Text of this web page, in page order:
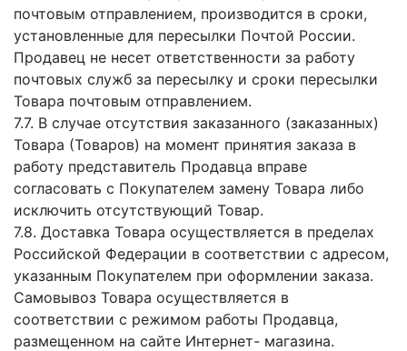
почтовым отправлением, производится в сроки,
установленные для пересылки Почтой России.
Продавец не несет ответственности за работу
почтовых служб за пересылку и сроки пересылки
Товара почтовым отправлением.
7.7. В случае отсутствия заказанного (заказанных)
Товара (Товаров) на момент принятия заказа в
работу представитель Продавца вправе
согласовать с Покупателем замену Товара либо
исключить отсутствующий Товар.
7.8. Доставка Товара осуществляется в пределах
Российской Федерации в соответствии с адресом,
указанным Покупателем при оформлении заказа.
Самовывоз Товара осуществляется в
соответствии с режимом работы Продавца,
размещенном на сайте Интернет- магазина.